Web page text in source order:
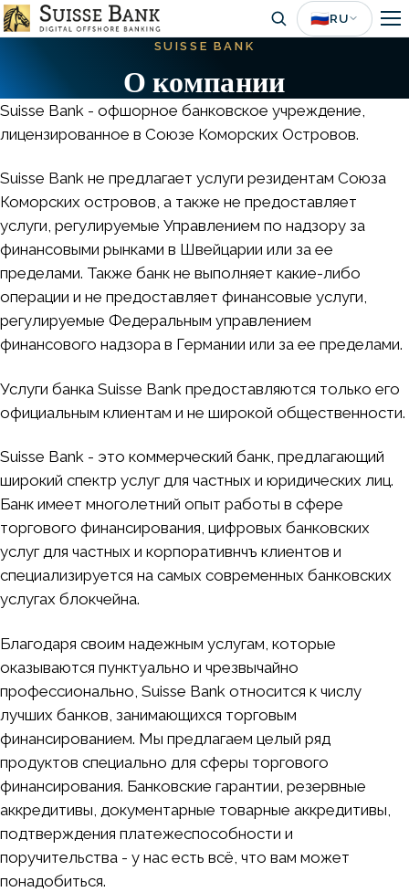
Skip
to
🇷🇺RU
SUISSE BANK
О компании
Suisse Bank - офшорное банковское учреждение,
лицензированное в Союзе Коморских Островов.
Suisse Bank не предлагает услуги резидентам Союза
Коморских островов, а также не предоставляет
услуги, регулируемые Управлением по надзору за
финансовыми рынками в Швейцарии или за ее
пределами. Также банк не выполняет какие-либо
операции и не предоставляет финансовые услуги,
регулируемые Федеральным управлением
финансового надзора в Германии или за ее пределами.
Услуги банка Suisse Bank предоставляются только его
официальным клиентам и не широкой общественности.
Suisse Bank - это коммерческий банк, предлагающий
широкий спектр услуг для частных и юридических лиц.
Банк имеет многолетний опыт работы в сфере
торгового финансирования, цифровых банковских
услуг для частных и корпоративнчъ клиентов и
специализируется на самых современных банковских
услугах блокчейна.
Благодаря своим надежным услугам, которые
оказываются пунктуально и чрезвычайно
профессионально, Suisse Bank относится к числу
лучших банков, занимающихся торговым
финансированием. Мы предлагаем целый ряд
продуктов специально для сферы торгового
финансирования. Банковские гарантии, резервные
аккредитивы, документарные товарные аккредитивы,
подтверждения платежеспособности и
поручительства - у нас есть всё, что вам может
понадобиться.